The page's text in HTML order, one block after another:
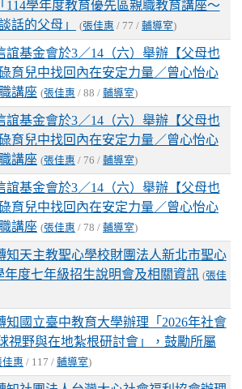
「114學年度教育優先區親職教育講座～
話的父母」
(張佳惠 / 77 / 輔導室)
誼基金會於3／14（六）舉辦【父母也
育兒中找回內在安定力量／曾心怡心
講座 (張佳惠 / 88 / 輔導室)
誼基金會於3／14（六）舉辦【父母也
育兒中找回內在安定力量／曾心怡心
講座 (張佳惠 / 76 / 輔導室)
誼基金會於3／14（六）舉辦【父母也
育兒中找回內在安定力量／曾心怡心
講座 (張佳惠 / 78 / 輔導室)
知天主教聖心學校財團法人新北市聖心
年度七年級招生說明會及相關資訊 (張佳
知國立臺中教育大學辦理「2026年社會
視野與在地紮根研討會」，鼓勵所屬
佳惠 / 117 / 輔導室)